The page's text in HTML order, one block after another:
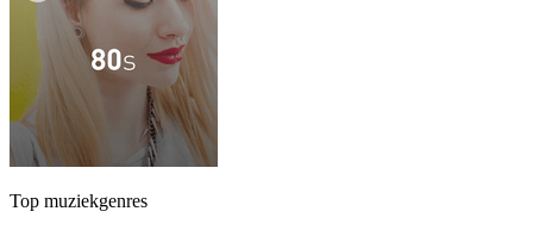
Top muziekgenres